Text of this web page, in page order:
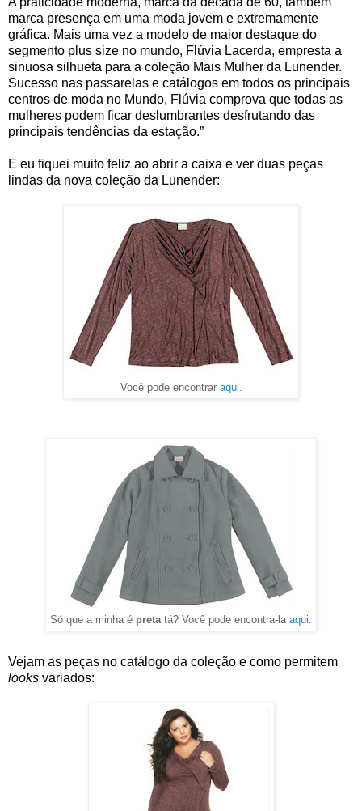
marca presença em uma moda jovem e extremamente
gráfica. Mais uma vez a modelo de maior destaque do
segmento plus size no mundo, Flúvia Lacerda, empresta a
sinuosa silhueta para a coleção Mais Mulher da Lunender.
Sucesso nas passarelas e catálogos em todos os principais
centros de moda no Mundo, Flúvia comprova que todas as
mulheres podem ficar deslumbrantes desfrutando das
principais tendências da estação.”
E eu fiquei muito feliz ao abrir a caixa e ver duas peças
lindas da nova coleção da Lunender:
Você pode encontrar aqui.
Só que a minha é pretatá? Você pode encontra-la aqui.
looks variados: